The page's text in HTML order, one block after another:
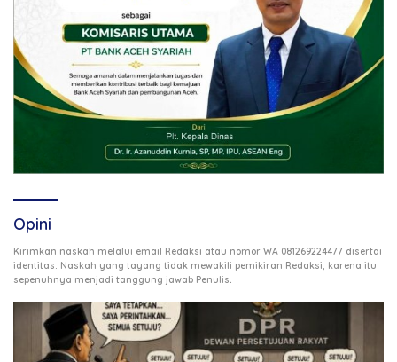
Opini
Kirimkan naskah melalui email Redaksi atau nomor WA 081269224477 disertai
identitas. Naskah yang tayang tidak mewakili pemikiran Redaksi, karena itu
sepenuhnya menjadi tanggung jawab Penulis.